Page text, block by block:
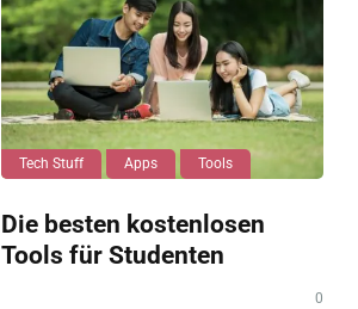
Tech Stuff Apps Tools
Die besten kostenlosen
Tools für Studenten
0